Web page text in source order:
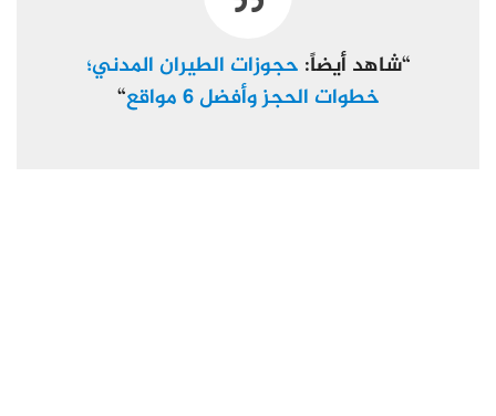
“شاهد أيضاً: حجوزات الطيران المدني؛
خطوات الحجز وأفضل 6 مواقع
“